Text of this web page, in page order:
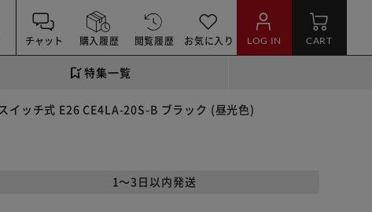
チャット 購入履歴 閲覧履歴 お気に入り LOG IN CART
特集一覧
イッチ式 E26 CE4LA-20S-B ブラック (昼光色)
1～3日以内発送